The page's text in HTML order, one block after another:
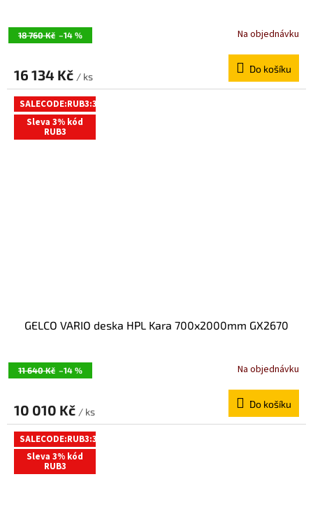
18 760 Kč –14 % Na objednávku
16 134 Kč / ks
Do košíku
SALECODE:RUB3:3:%
Sleva 3% kód
RUB3
11 640 Kč –14 %
GELCO VARIO deska HPL Kara 700x2000mm GX2670
Na objednávku
10 010 Kč / ks
Do košíku
SALECODE:RUB3:3:%
Sleva 3% kód
RUB3